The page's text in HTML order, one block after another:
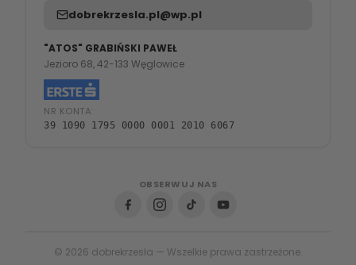
dobrekrzesla.pl@wp.pl
"ATOS" GRABIŃSKI PAWEŁ
Jezioro 68, 42-133 Węglowice
NR KONTA:
39 1090 1795 0000 0001 2010 6067
OBSERWUJ NAS
© 2026 dobrekrzesła — Wszelkie prawa zastrzeżone.